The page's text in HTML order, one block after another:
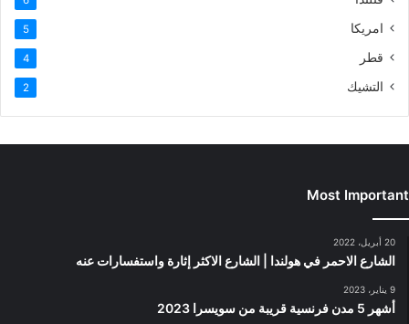
امريكا 5
قطر 4
التشيك 2
Most Important
20 أبريل، 2022
الشارع الاحمر في هولندا | الشارع الاكثر إثارة واستفسارات عنه
9 يناير، 2023
أشهر 5 مدن فرنسية قريبة من سويسرا 2023